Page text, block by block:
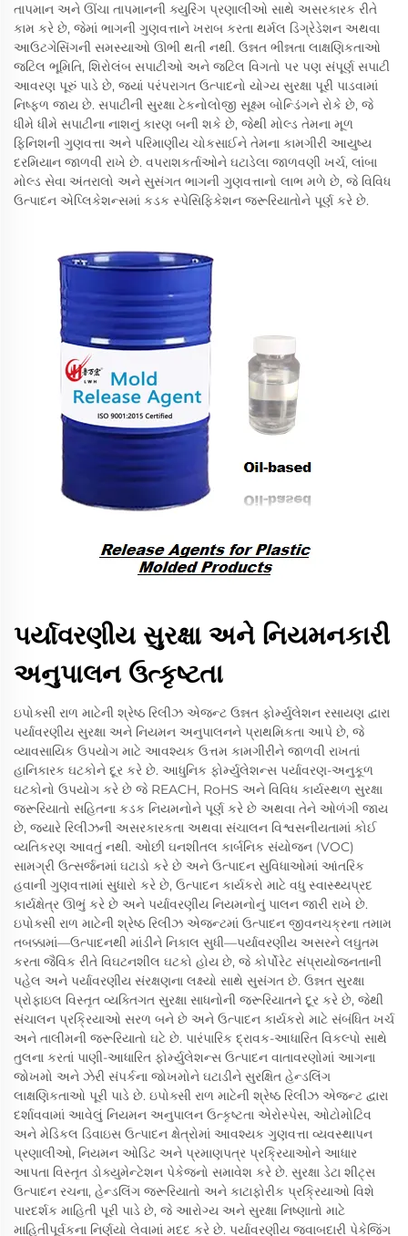
તાપમાન અને ઊંચા તાપમાનની ક્યુરિંગ પ્રણાલીઓ સાથે અસરકારક રીતે
કામ કરે છે, જેમાં ભાગની ગુણવત્તાને ખરાબ કરતા થર્મલ ડિગ્રેડેશન અથવા
આઉટગેસિંગની સમસ્યાઓ ઊભી થતી નથી. ઉન્નત ભીન્નતા લાક્ષણિકતાઓ
જટિલ ભૂમિતિ, શિરોલંબ સપાટીઓ અને જટિલ વિગતો પર પણ સંપૂર્ણ સપાટી
આવરણ પૂરું પાડે છે, જ્યાં પરંપરાગત ઉત્પાદનો યોગ્ય સુરક્ષા પૂરી પાડવામાં
નિષ્ફળ જાય છે. સપાટીની સુરક્ષા ટેકનોલોજી સૂક્ષ્મ બોન્ડિંગને રોકે છે, જે
ધીમે ધીમે સપાટીના નાશનું કારણ બની શકે છે, જેથી મોલ્ડ તેમના મૂળ
ફિનિશની ગુણવત્તા અને પરિમાણીય ચોકસાઈને તેમના કામગીરી આયુષ્ય
દરમિયાન જાળવી રાખે છે. વપરાશકર્તાઓને ઘટાડેલા જાળવણી ખર્ચ, લાંબા
મોલ્ડ સેવા અંતરાલો અને સુસંગત ભાગની ગુણવત્તાનો લાભ મળે છે, જે વિવિધ
ઉત્પાદન એપ્લિકેશન્સમાં કડક સ્પેસિફિકેશન જરૂરિયાતોને પૂર્ણ કરે છે.
પર્યાવરણીય સુરક્ષા અને નિયમનકારી
અનુપાલન ઉત્કૃષ્ટતા
ઇપોક્સી રાળ માટેની શ્રેષ્ઠ રિલીઝ એજન્ટ ઉન્નત ફોર્મ્યુલેશન રસાયણ દ્વારા
પર્યાવરણીય સુરક્ષા અને નિયમન અનુપાલનને પ્રાથમિકતા આપે છે, જે
વ્યાવસાયિક ઉપયોગ માટે આવશ્યક ઉત્તમ કામગીરીને જાળવી રાખતાં
હાનિકારક ઘટકોને દૂર કરે છે. આધુનિક ફોર્મ્યુલેશન્સ પર્યાવરણ-અનુકૂળ
ઘટકોનો ઉપયોગ કરે છે જે REACH, RoHS અને વિવિધ કાર્યસ્થળ સુરક્ષા
જરૂરિયાતો સહિતના કડક નિયમનોને પૂર્ણ કરે છે અથવા તેને ઓળંગી જાય
છે, જ્યારે રિલીઝની અસરકારકતા અથવા સંચાલન વિશ્વસનીયતામાં કોઈ
વ્યતિકરણ આવતું નથી. ઓછી ઘનશીતલ કાર્બનિક સંયોજન (VOC)
સામગ્રી ઉત્સર્જનમાં ઘટાડો કરે છે અને ઉત્પાદન સુવિધાઓમાં આંતરિક
હવાની ગુણવત્તામાં સુધારો કરે છે, ઉત્પાદન કાર્યકરો માટે વધુ સ્વાસ્થ્યપ્રદ
કાર્યક્ષેત્ર ઊભું કરે છે અને પર્યાવરણીય નિયમનોનું પાલન જારી રાખે છે.
ઇપોક્સી રાળ માટેની શ્રેષ્ઠ રિલીઝ એજન્ટમાં ઉત્પાદન જીવનચક્રના તમામ
તબક્કામાં—ઉત્પાદનથી માંડીને નિકાલ સુધી—પર્યાવરણીય અસરને લઘુતમ
કરતા જૈવિક રીતે વિઘટનશીલ ઘટકો હોય છે, જે કોર્પોરેટ સંપ્રાયોજનતાની
પહેલ અને પર્યાવરણીય સંરક્ષણના લક્ષ્યો સાથે સુસંગત છે. ઉન્નત સુરક્ષા
પ્રોફાઇલ વિસ્તૃત વ્યક્તિગત સુરક્ષા સાધનોની જરૂરિયાતને દૂર કરે છે, જેથી
સંચાલન પ્રક્રિયાઓ સરળ બને છે અને ઉત્પાદન કાર્યકરો માટે સંબંધિત ખર્ચ
અને તાલીમની જરૂરિયાતો ઘટે છે. પારંપારિક દ્રાવક-આધારિત વિકલ્પો સાથે
તુલના કરતાં પાણી-આધારિત ફોર્મ્યુલેશન્સ ઉત્પાદન વાતાવરણોમાં આગના
જોખમો અને ઝેરી સંપર્કના જોખમોને ઘટાડીને સુરક્ષિત હેન્ડલિંગ
લાક્ષણિકતાઓ પૂરી પાડે છે. ઇપોક્સી રાળ માટેની શ્રેષ્ઠ રિલીઝ એજન્ટ દ્વારા
દર્શાવવામાં આવેલું નિયમન અનુપાલન ઉત્કૃષ્ટતા એરોસ્પેસ, ઓટોમોટિવ
અને મેડિકલ ડિવાઇસ ઉત્પાદન ક્ષેત્રોમાં આવશ્યક ગુણવત્તા વ્યવસ્થાપન
પ્રણાલીઓ, નિયમન ઓડિટ અને પ્રમાણપત્ર પ્રક્રિયાઓને આધાર
આપતા વિસ્તૃત ડોક્યુમેન્ટેશન પેકેજનો સમાવેશ કરે છે. સુરક્ષા ડેટા શીટ્સ
ઉત્પાદન રચના, હેન્ડલિંગ જરૂરિયાતો અને કાટાફોરીક પ્રક્રિયાઓ વિશે
પારદર્શક માહિતી પૂરી પાડે છે, જે આરોગ્ય અને સુરક્ષા નિષ્ણાતો માટે
માહિતીપૂર્વકના નિર્ણયો લેવામાં મદદ કરે છે. પર્યાવરણીય જવાબદારી પેકેજિંગ